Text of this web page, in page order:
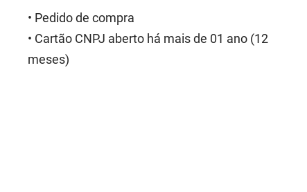
• Pedido de compra
• Cartão CNPJ aberto há mais de 01 ano (12
meses)